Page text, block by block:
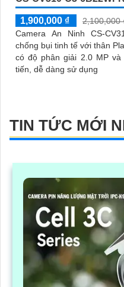
1,900,000 ₫
2,100,000
Camera An Ninh CS-
chống bụi tinh tế với thân Plastic
có độ phân giải 2.0 MP
tiến, dễ dàng sử dụng
TIN TỨC MỚI